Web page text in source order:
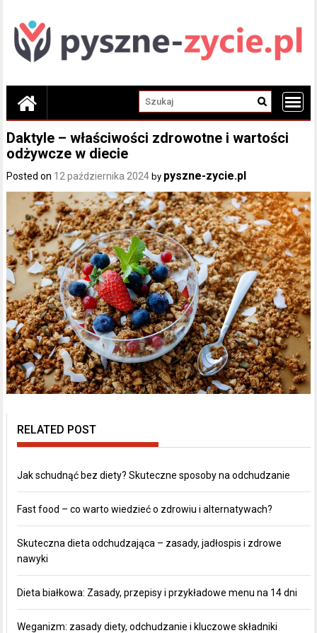
content
Daktyle – właściwości zdrowotne i wartości
odżywcze w diecie
Posted on 12 października 2024 by pyszne-zycie.pl
RELATED POST
Jak schudnąć bez diety? Skuteczne sposoby na odchudzanie
Fast food – co warto wiedzieć o zdrowiu i alternatywach?
Skuteczna dieta odchudzająca – zasady, jadłospis i zdrowe
nawyki
Dieta białkowa: Zasady, przepisy i przykładowe menu na 14 dni
Weganizm: zasady diety, odchudzanie i kluczowe składniki